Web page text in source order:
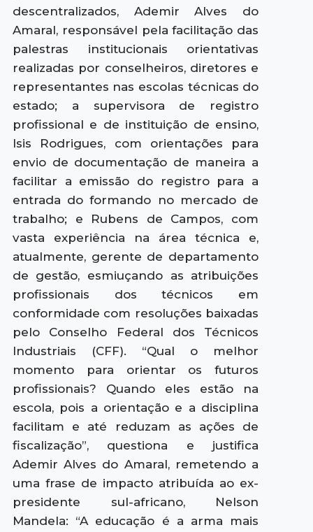
descentralizados, Ademir Alves do
Amaral, responsável pela facilitação das
palestras institucionais orientativas
realizadas por conselheiros, diretores e
representantes nas escolas técnicas do
estado; a supervisora de registro
profissional e de instituição de ensino,
Isis Rodrigues, com orientações para
envio de documentação de maneira a
facilitar a emissão do registro para a
entrada do formando no mercado de
trabalho; e Rubens de Campos, com
vasta experiência na área técnica e,
atualmente, gerente de departamento
de gestão, esmiuçando as atribuições
profissionais dos técnicos em
conformidade com resoluções baixadas
pelo Conselho Federal dos Técnicos
Industriais (CFF). “Qual o melhor
momento para orientar os futuros
profissionais? Quando eles estão na
escola, pois a orientação e a disciplina
facilitam e até reduzam as ações de
fiscalização”, questiona e justifica
Ademir Alves do Amaral, remetendo a
uma frase de impacto atribuída ao ex-
presidente sul-africano, Nelson
Mandela: “A educação é a arma mais